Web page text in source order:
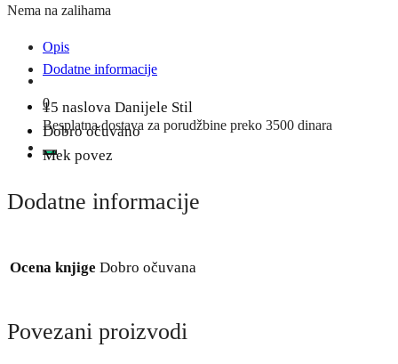
0
Besplatna dostava za porudžbine preko 3500 dinara
Nema na zalihama
Opis
Dodatne informacije
15 naslova Danijele Stil
Dobro očuvano
Mek povez
Dodatne informacije
Ocena knjige Dobro očuvana
Povezani proizvodi